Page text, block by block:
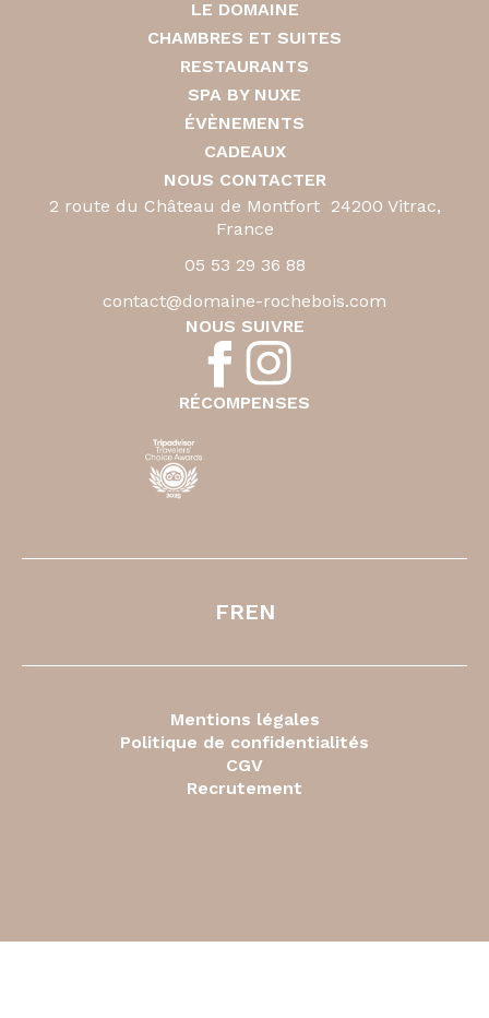
LE DOMAINE
CHAMBRES ET SUITES
RESTAURANTS
SPA BY NUXE
ÉVÈNEMENTS
CADEAUX
NOUS CONTACTER
2 route du Château de Montfort 24200 Vitrac,
France
05 53 29 36 88
contact@domaine-rochebois.com
NOUS SUIVRE
RÉCOMPENSES
Mentions légales
Politique de confidentialités
CGV
Recrutement
FREN